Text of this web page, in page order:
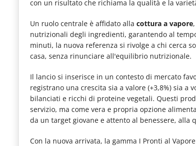
le
novità
del
comparto
Horeca.
con un risultato che richiama la qualità e la
Un ruolo centrale è affidato alla cottura a vapore
nutrizionali degli ingredienti, garantendo al
minuti, la nuova referenza si rivolge a chi cerca
casa, senza rinunciare all'equilibrio nutrizionale.
Il lancio si inserisce in un contesto di mercato
registrano una crescita sia a valore (+3,8%) sia a
bilanciati e ricchi di proteine vegetali. Questi
servizio, ma come vera e propria opzione
da un target giovane e attento al benessere,
Con la nuova arrivata, la gamma I Pronti al